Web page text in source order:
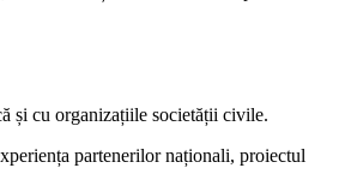
și cu organizațiile societății civile.
partenerilor naționali, proiectul